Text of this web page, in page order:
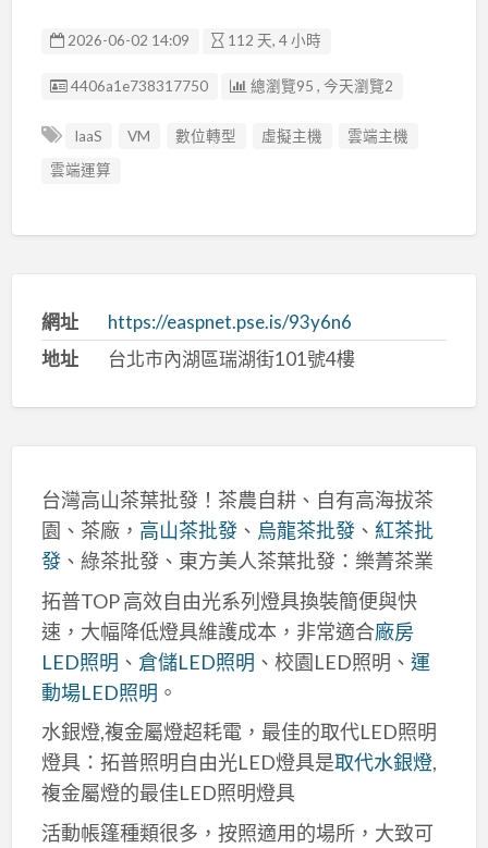
2026-06-02 14:09 112 天, 4 小時
廣告编號
4406a1e738317750 總瀏覽95 , 今天瀏覽2
IaaS VM 數位轉型 虛擬主機
雲端主機
雲端運算
網址
https://easpnet.pse.is/93y6n6
地址
台北市內湖區瑞湖街101號4樓
台灣高山茶葉批發！茶農自耕、自有高海拔茶
園、茶廠， 高山茶批發、 烏龍茶批發、 紅茶批
發、綠茶批發、東方美人茶葉批發：樂菁茶業
拓普TOP 高效自由光系列燈具換裝簡便與快
速，大幅降低燈具維護成本，非常適合廠房
LED照明 、 倉儲LED照明 、校園LED照明、 運
動場LED照明 。
水銀燈,複金屬燈超耗電，最佳的取代LED照明
燈具：拓普照明自由光LED燈具是取代水銀燈,
複金屬燈的最佳LED照明燈具
活動帳篷種類很多，按照適用的場所，大致可